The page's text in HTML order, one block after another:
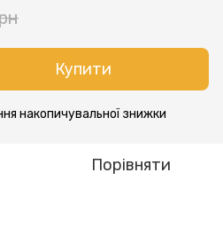
Купити
накопичувальної знижки
Порівняти